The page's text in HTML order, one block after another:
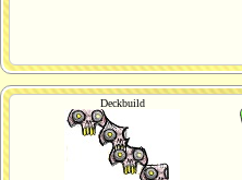
Deckbuild